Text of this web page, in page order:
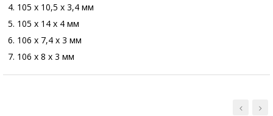
105 х 10,5 х 3,4 мм
105 х 14 х 4 мм
106 х 7,4 х 3 мм
106 х 8 х 3 мм